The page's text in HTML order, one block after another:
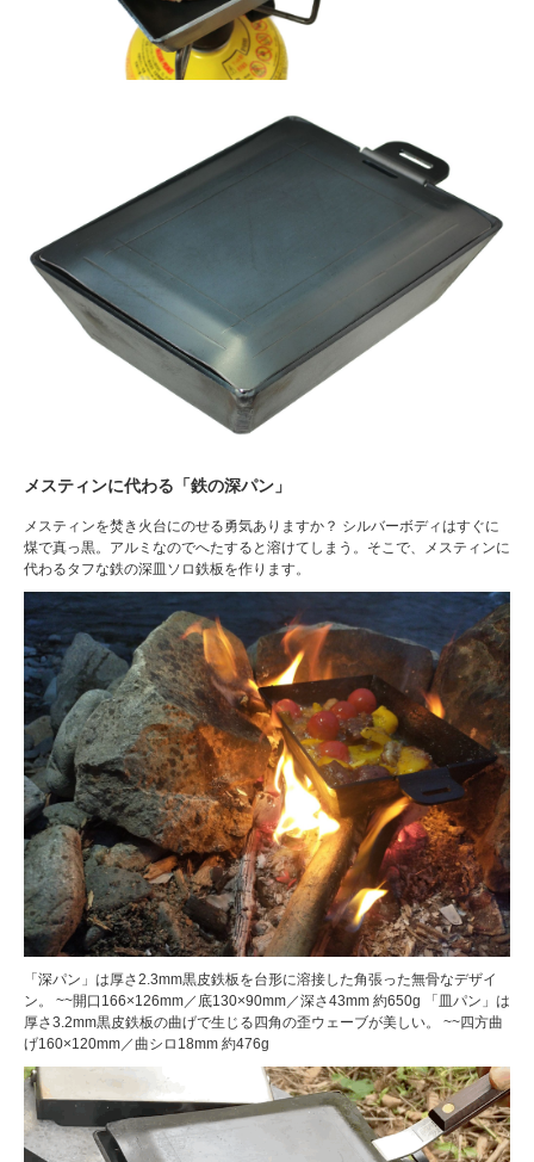
メスティンに代わる「鉄の深パン」
メスティンを焚き火台にのせる勇気ありますか？ シルバーボディはすぐに
煤で真っ黒。アルミなのでへたすると溶けてしまう。そこで、メスティンに
代わるタフな鉄の深皿ソロ鉄板を作ります。
「深パン」は厚さ2.3mm黒皮鉄板を台形に溶接した角張った無骨なデザイ
ン。 ~~開口166×126mm／底130×90mm／深さ43mm 約650g 「皿パン」は
厚さ3.2mm黒皮鉄板の曲げで生じる四角の歪ウェーブが美しい。 ~~四方曲
げ160×120mm／曲シロ18mm 約476g